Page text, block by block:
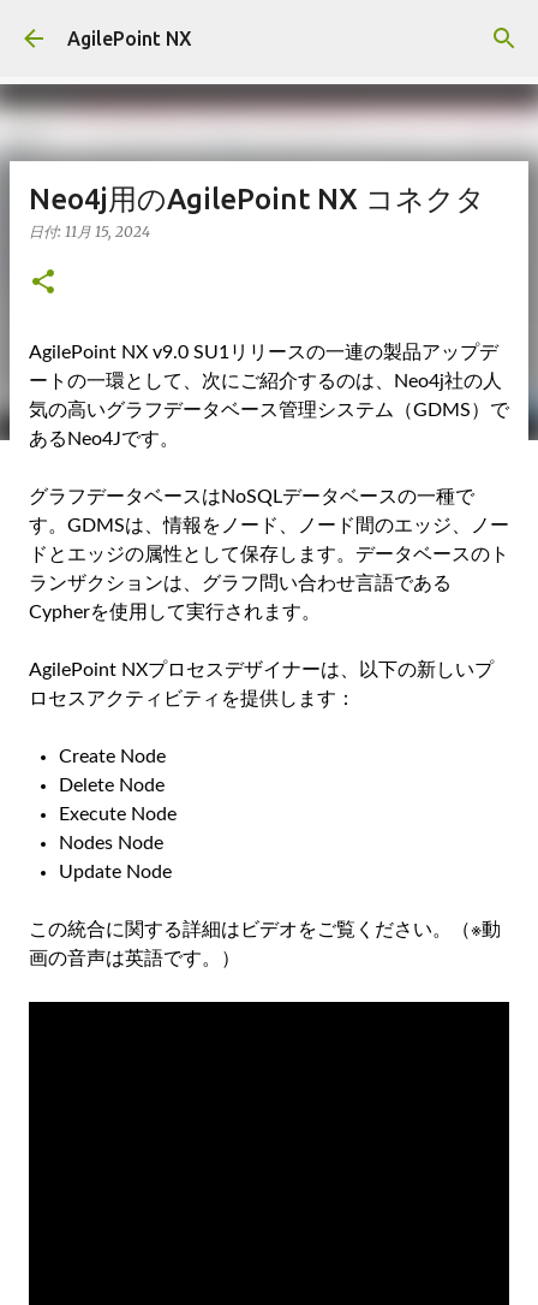
スキップしてメイン コンテンツに移動
AgilePoint NX
Neo4j用のAgilePoint NX コネクタ
日付: 11月 15, 2024
AgilePoint NX v9.0 SU1リリースの一連の製品アップデ
ートの一環として、次にご紹介するのは、Neo4j社の人
気の高いグラフデータベース管理システム（GDMS）で
あるNeo4Jです。
グラフデータベースはNoSQLデータベースの一種で
す。GDMSは、情報をノード、ノード間のエッジ、ノー
ドとエッジの属性として保存します。データベースのト
ランザクションは、グラフ問い合わせ言語である
Cypherを使用して実行されます。
AgilePoint NXプロセスデザイナーは、以下の新しいプ
ロセスアクティビティを提供します：
Create Node
Delete Node
Execute Node
Nodes Node
Update Node
この統合に関する詳細はビデオをご覧ください。（※動
画の音声は英語です。）